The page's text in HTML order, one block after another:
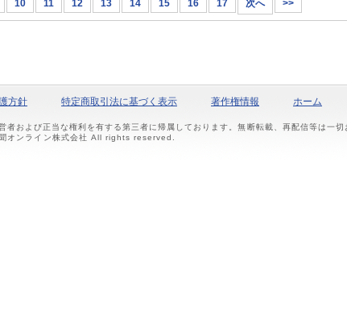
10 11 12 13 14 15 16 17 次へ >>
方針 特定商取引法に基づく表示 著作権情報 ホーム
および正当な権利を有する第三者に帰属しております。無断転載、再配信等は一切
ンライン株式会社 All rights reserved.